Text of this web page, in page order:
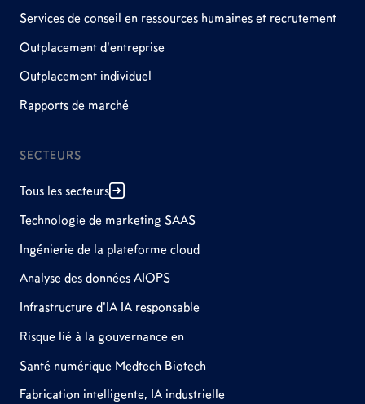
Services de conseil en ressources humaines et recrutement
Outplacement d'entreprise
Outplacement individuel
Rapports de marché
SECTEURS
Tous les secteurs
Technologie de marketing SAAS
Ingénierie de la plateforme cloud
Analyse des données AIOPS
Infrastructure d'IA IA responsable
Risque lié à la gouvernance en
Santé numérique Medtech Biotech
Fabrication intelligente, IA industrielle